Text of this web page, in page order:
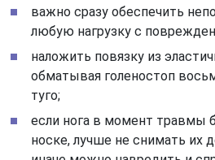
важно сразу обеспечить
любую нагрузку с
наложить повязку из
обматывая голеностоп
туго;
если нога в момент травмы
носке, лучше не снимать их